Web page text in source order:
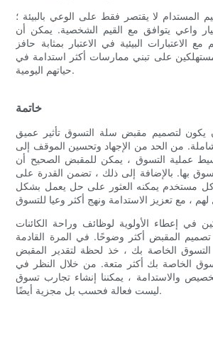
المستدام لا يقتصر فقط على الوعي بالبيئة ؛
واعي يتوافق مع القيم الشخصية. يمكن أن
الاعتبارات البيئية في الاعتبار بمثابة حافز
على تبني ممارسات أكثر استدامة في
حياتهم اليومية.
خاتمة
يكون لتصميم مقبض سلة التسوق تأثير عميق
من الحد من الإجهاد وتحسين الموقف إلى
عملية التسوق ، يمكن للمقبض الصحيح أن
بها. بالإضافة إلى ذلك ، تضمن القدرة على
مستخدم يمكنه العثور على حل يعمل بشكل
في إعطاء الأولوية لوظائف وراحة الكائنات
تصميم المقبض أكثر وضوحًا. في المرة القادمة
التسوق الخاصة بك ، خذ لحظة لتقدير المقبض
الخاصة بك أكثر متعة. من خلال النظر في
والاستدامة ، يمكننا إنشاء تجارب تسوق
ليست فعالة فحسب بل مجزية أيضًا.